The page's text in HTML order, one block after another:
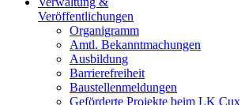
Veröffentlichungen
Organigramm
Amtl. Bekanntmachungen
Ausbildung
Barrierefreiheit
Baustellenmeldungen
Geförderte Projekte beim LK Cux